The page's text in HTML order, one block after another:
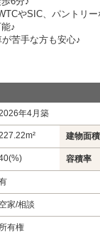
やSIC、パントリー
♪
苦手な方も安心♪
年4月築
建物面積
容積率
空家/相談
所有権